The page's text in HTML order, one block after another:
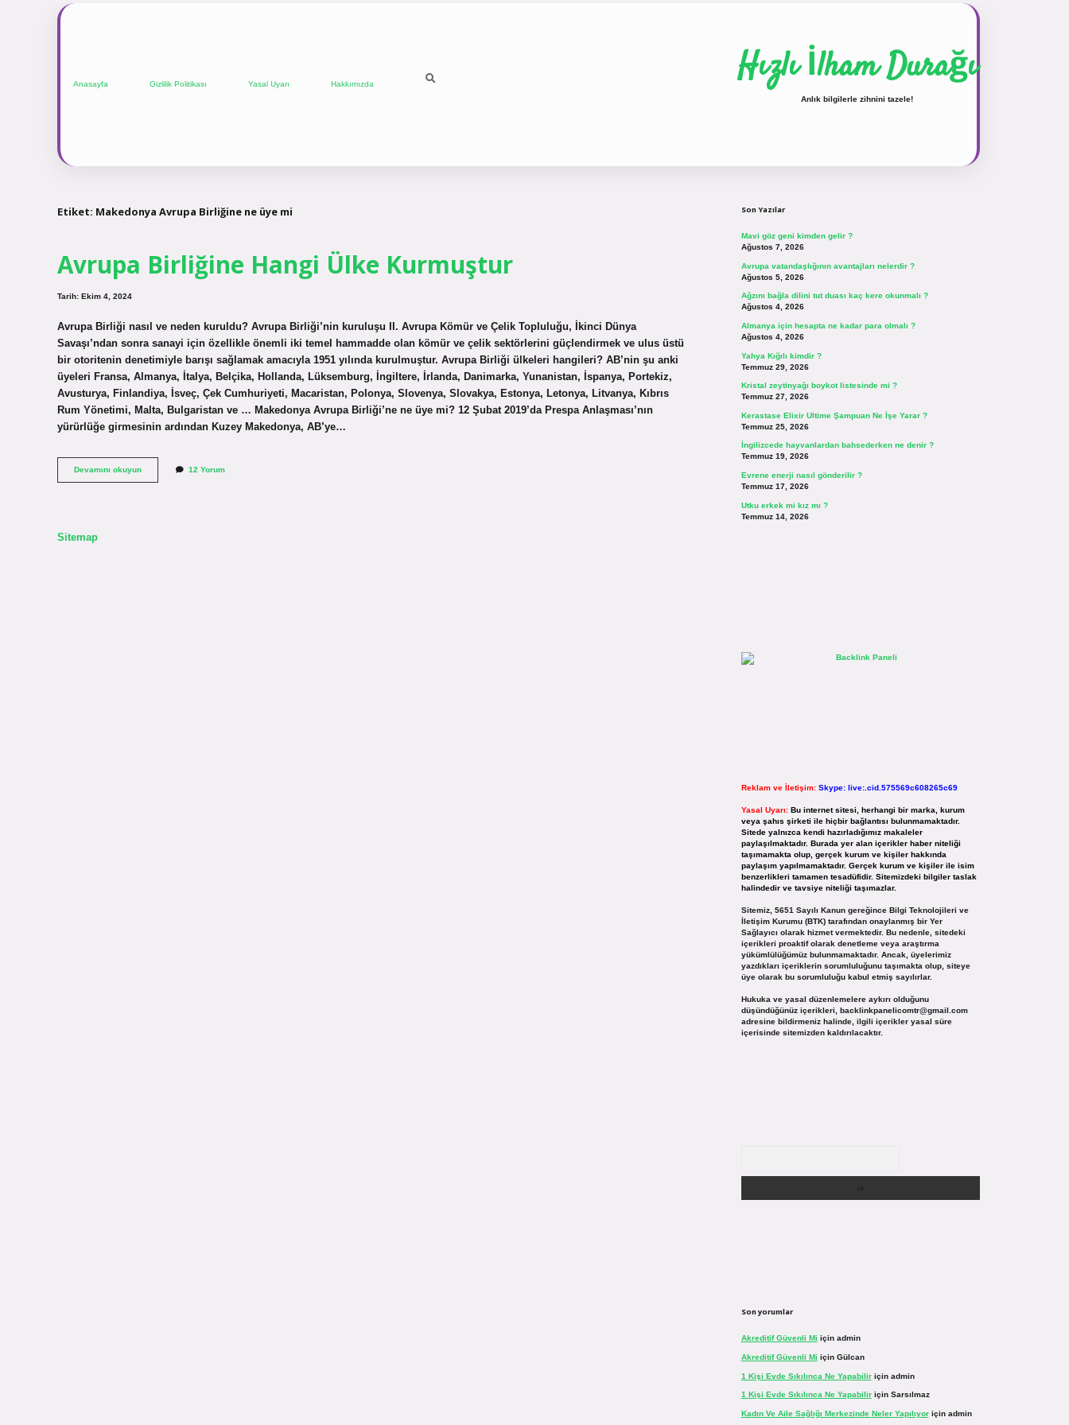
Anasayfa Gizlilik Politikası Yasal Uyarı Hakkımızda Hızlı İlham Durağı
Anlık bilgilerle zihnini tazele!
Etiket: Makedonya Avrupa Birliğine ne üye mi
Avrupa Birliğine Hangi Ülke Kurmuştur
Tarih: Ekim 4, 2024
Avrupa Birliği nasıl ve neden kuruldu? Avrupa Birliği’nin kuruluşu II. Avrupa Kömür ve Çelik Topluluğu, İkinci Dünya
Savaşı’ndan sonra sanayi için özellikle önemli iki temel hammadde olan kömür ve çelik sektörlerini güçlendirmek ve ulus üstü
bir otoritenin denetimiyle barışı sağlamak amacıyla 1951 yılında kurulmuştur. Avrupa Birliği ülkeleri hangileri? AB’nin şu anki
üyeleri Fransa, Almanya, İtalya, Belçika, Hollanda, Lüksemburg, İngiltere, İrlanda, Danimarka, Yunanistan, İspanya, Portekiz,
Avusturya, Finlandiya, İsveç, Çek Cumhuriyeti, Macaristan, Polonya, Slovenya, Slovakya, Estonya, Letonya, Litvanya, Kıbrıs
Rum Yönetimi, Malta, Bulgaristan ve … Makedonya Avrupa Birliği’ne ne üye mi? 12 Şubat 2019’da Prespa Anlaşması’nın
yürürlüğe girmesinin ardından Kuzey Makedonya, AB’ye…
Devamını okuyunAvrupa
Birliğine
12 Yorum
Sitemap
Son Yazılar
Mavi göz geni kimden gelir ?
Ağustos 7, 2026
Avrupa vatandaşlığının avantajları nelerdir ?
Ağustos 5, 2026
Ağzını bağla dilini tut duası kaç kere okunmalı ?
Ağustos 4, 2026
Almanya için hesapta ne kadar para olmalı ?
Ağustos 4, 2026
Yahya Kığılı kimdir ?
Temmuz 29, 2026
Kristal zeytinyağı boykot listesinde mi ?
Temmuz 27, 2026
Kerastase Elixir Ultime Şampuan Ne İşe Yarar ?
Temmuz 25, 2026
İngilizcede hayvanlardan bahsederken ne denir ?
Temmuz 19, 2026
Evrene enerji nasıl gönderilir ?
Temmuz 17, 2026
Utku erkek mi kız mı ?
Temmuz 14, 2026
Reklam ve İletişim: Skype: live:.cid.575569c608265c69
Yasal Uyarı: Bu internet sitesi, herhangi bir marka, kurum
veya şahıs şirketi ile hiçbir bağlantısı bulunmamaktadır.
Sitede yalnızca kendi hazırladığımız makaleler
paylaşılmaktadır. Burada yer alan içerikler haber niteliği
taşımamakta olup, gerçek kurum ve kişiler hakkında
paylaşım yapılmamaktadır. Gerçek kurum ve kişiler ile isim
benzerlikleri tamamen tesadüfidir. Sitemizdeki bilgiler taslak
halindedir ve tavsiye niteliği taşımazlar.
Sitemiz, 5651 Sayılı Kanun gereğince Bilgi Teknolojileri ve
İletişim Kurumu (BTK) tarafından onaylanmış bir Yer
Sağlayıcı olarak hizmet vermektedir. Bu nedenle, sitedeki
içerikleri proaktif olarak denetleme veya araştırma
yükümlülüğümüz bulunmamaktadır. Ancak, üyelerimiz
yazdıkları içeriklerin sorumluluğunu taşımakta olup, siteye
üye olarak bu sorumluluğu kabul etmiş sayılırlar.
Hukuka ve yasal düzenlemelere aykırı olduğunu
düşündüğünüz içerikleri, backlinkpanelicomtr@gmail.com
adresine bildirmeniz halinde, ilgili içerikler yasal süre
içerisinde sitemizden kaldırılacaktır.
Son yorumlar
Akreditif Güvenli Mi için admin
Akreditif Güvenli Mi için Gülcan
1 Kişi Evde Sıkılınca Ne Yapabiliriçin admin
1 Kişi Evde Sıkılınca Ne Yapabiliriçin Sarsılmaz
Kadın Ve Aile Sağlığı Merkezinde Neler Yapılıyoriçin admin